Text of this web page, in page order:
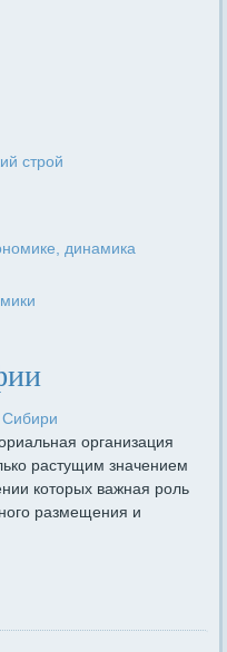
строй
динамика
Сибири
организация
растущим значе­нием
которых важная роль
размещения и